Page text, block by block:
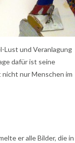
Lust und Veranlagung
dafür ist seine
nur Menschen im
er alle Bilder, die in